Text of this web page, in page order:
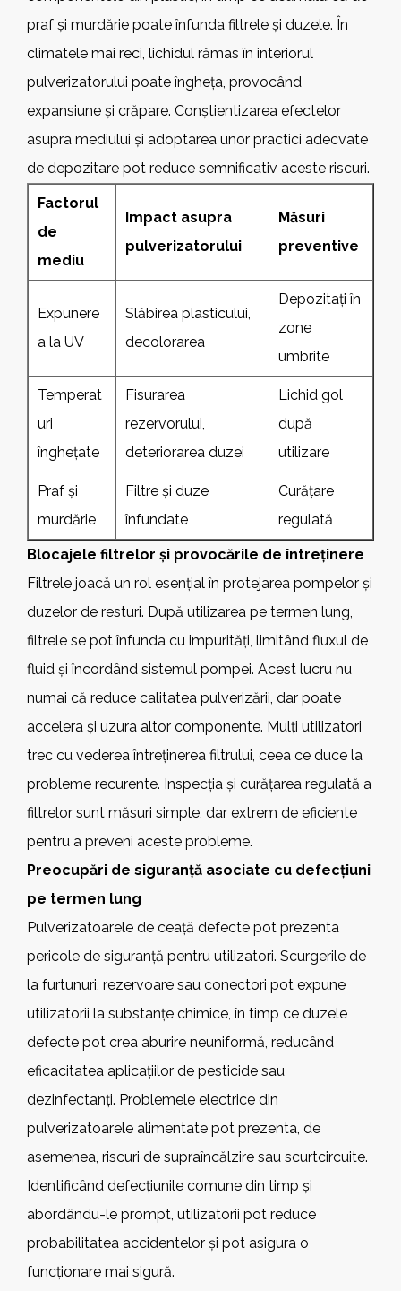
praf și murdărie poate înfunda filtrele și duzele. În
climatele mai reci, lichidul rămas în interiorul
pulverizatorului poate îngheța, provocând
expansiune și crăpare. Conștientizarea efectelor
asupra mediului și adoptarea unor practici adecvate
de depozitare pot reduce semnificativ aceste riscuri.
Factorul
de
mediu
Impact asupra
pulverizatorului
Măsuri
preventive
Expunere
a la UV
Slăbirea plasticului,
decolorarea
Depozitați în
zone
umbrite
Temperat
uri
înghețate
Fisurarea
rezervorului,
deteriorarea duzei
Lichid gol
după
utilizare
Praf și
murdărie
Filtre și duze
înfundate
Curățare
regulată
Blocajele filtrelor și provocările de întreținere
Filtrele joacă un rol esențial în protejarea pompelor și
duzelor de resturi. După utilizarea pe termen lung,
filtrele se pot înfunda cu impurități, limitând fluxul de
fluid și încordând sistemul pompei. Acest lucru nu
numai că reduce calitatea pulverizării, dar poate
accelera și uzura altor componente. Mulți utilizatori
trec cu vederea întreținerea filtrului, ceea ce duce la
probleme recurente. Inspecția și curățarea regulată a
filtrelor sunt măsuri simple, dar extrem de eficiente
pentru a preveni aceste probleme.
Preocupări de siguranță asociate cu defecțiuni
pe termen lung
Pulverizatoarele de ceață defecte pot prezenta
pericole de siguranță pentru utilizatori. Scurgerile de
la furtunuri, rezervoare sau conectori pot expune
utilizatorii la substanțe chimice, în timp ce duzele
defecte pot crea aburire neuniformă, reducând
eficacitatea aplicațiilor de pesticide sau
dezinfectanți. Problemele electrice din
pulverizatoarele alimentate pot prezenta, de
asemenea, riscuri de supraîncălzire sau scurtcircuite.
Identificând defecțiunile comune din timp și
abordându-le prompt, utilizatorii pot reduce
probabilitatea accidentelor și pot asigura o
funcționare mai sigură.